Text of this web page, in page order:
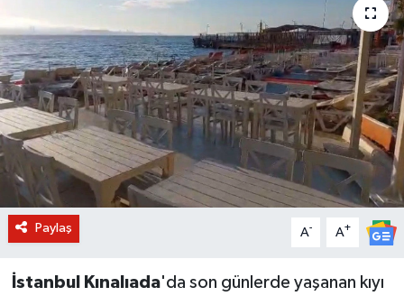
Paylaş A- A+
İstanbul Kınalıada'da son günlerde yaşanan kıyı
KURUMSAL